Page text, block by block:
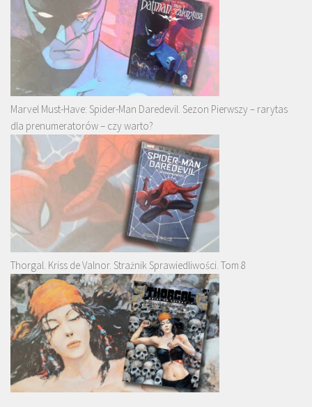
Marvel Must-Have: Spider-Man Daredevil. Sezon Pierwszy – rarytas
dla prenumeratorów – czy warto?
Thorgal. Kriss de Valnor. Strażnik Sprawiedliwości. Tom 8